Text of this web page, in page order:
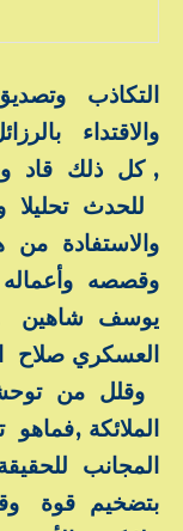
التكاذب
والاقتداء
, كل ذلك قاد
للحدث تحليلا
والاستفادة من
وقصصه وأعماله
يوسف شاهين ,
العسكري
وقلل من
الملائكة
المجانب
بتضخيم قوة